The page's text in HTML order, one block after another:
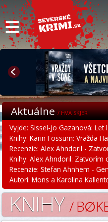
≡
Aktuálne/ HVA SKJER
Vyjde: Sissel-Jo Gazanová: Let
Knihy: Karin Fossum: Vražda
Recenzie: Alex Ahndoril -
Knihy: Alex Ahndoril: Zatvorím
Recenzie: Stefan Ahnhem -
Autori: Mons a Karolina
KNIHY/